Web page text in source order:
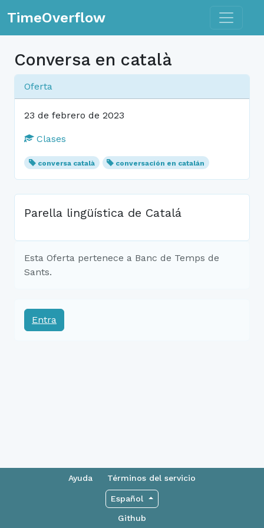
TimeOverflow Toggle
Conversa en català
Oferta
23 de febrero de 2023
Clases
conversa català conversación en catalán
Parella lingüística de Catalá
Esta Oferta pertenece a Banc de Temps de
Sants.
Entra
Ayuda Términos del servicio
Español
Github